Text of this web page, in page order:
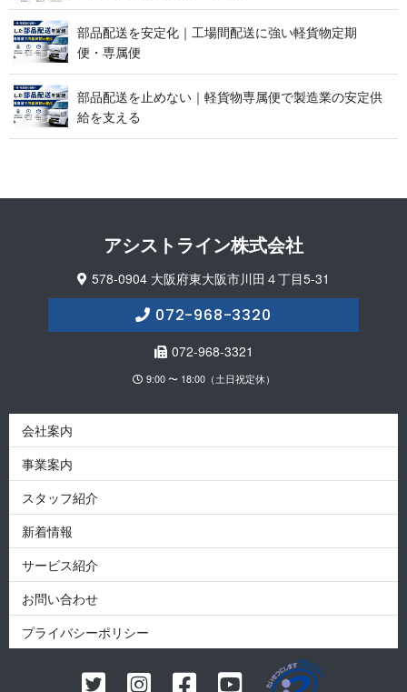
部品配送を安定化｜工場間配送に強い軽貨物定期
便 ・ 専 属 便
部品配送を止めない｜軽貨物専属便で製造業の安定供
給 を 支 え る
アシストライン 株 式 会 社
578-0904 大阪府東大阪市川田４丁目5-31
072-968-3320
072-968-3321
9:00 〜 18:00（土日祝定休）
会社案内
事業案内
スタッフ紹介
新着情報
サービス紹介
お問い合わせ
プライバシーポリシー